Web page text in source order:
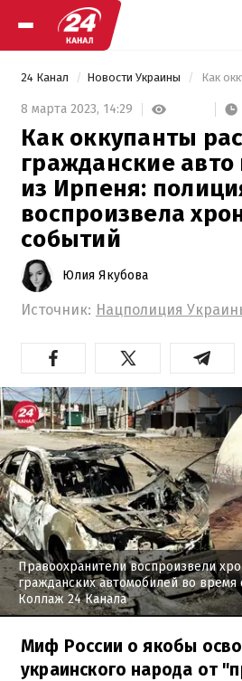
24 Канал Новости Украины
8 марта 2023, 14:29
Как оккупанты
гражданские
из Ирпеня:
воспроизвела
событий
Юлия Якубова
Источник: Нацполиция
Правоохранители воспроизвели
гражданских автомобилей во
Коллаж 24 Канала
Миф России о якобы
украинского народа от